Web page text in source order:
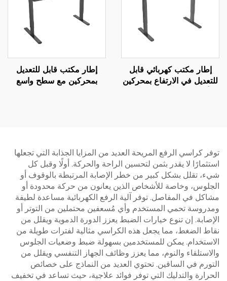
إطار مكتب كهربائي قابل
للتعديل في الارتفاع بمحركين
إطار مكتب قابل للتعديل
بمحركين مع سطح واسع
توفر كراسي الرفع المريحة العديد من المزايا الجذابة التي تجعلها
استثمارًا لا يقدر بثمن لتحسين الراحة والحركة. أولًا وقبل كل
شيء، تقلل بشكل كبير من خطر الإصابة المرتبطة بالوقوف أو
الجلوس، وخاصة للأشخاص الذين يعانون من حركة محدودة أو
مشاكل في المفاصل. توفر آلية الرفع الكهربائية مساعدة لطيفة
ومدروسة تحمي المستخدم وأي مُسعفين محتملين من التوتر أو
الإصابة. إن تنوع خيارات الضبط يعزز الدورة الدموية ويقلل من
نقاط الضغط، مما يجعل هذه الكراسي مثالية لفترات طويلة من
الاستخدام. يمكن للمستخدمين بسهولة ضبط وضعيات الجلوس
والاستلقاء والنوم، مما يعزز وظائف الجهاز التنفسي ويقلل من
التورم في الساقين. تحتوي العديد من النماذج على خصائص
الحرارة والتدليك التي توفر فوائد علاجية، حيث تساعد في تخفيف